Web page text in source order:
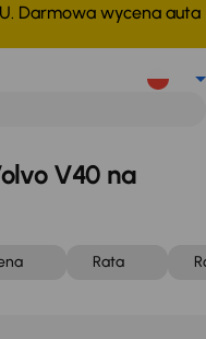
Darmowa wycena auta
V40 na
Rata